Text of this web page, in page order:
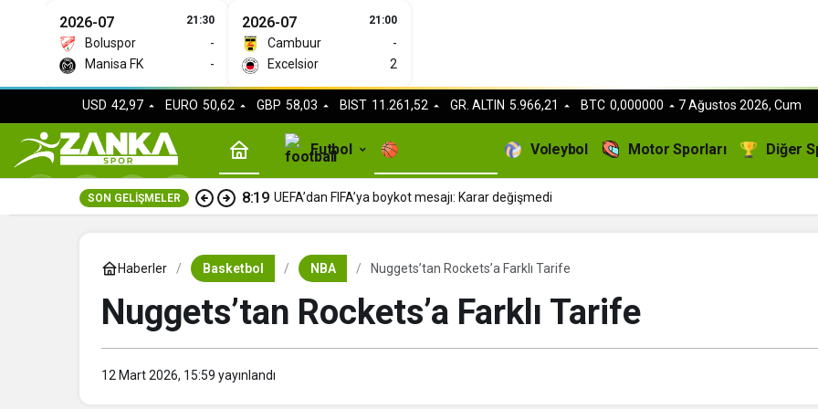
2026-07 21:30
Boluspor
-
Manisa FK
-
2026-07 21:00
Cambuur
-
Excelsior
2
USD 42,97 EURO 50,62 GBP 58,03 BIST 11.261,52 GR. ALTIN 5.966,21 BTC 0,000000 7 Ağustos 2026, Cum
Futbol Voleybol Motor Sporları Diğer
SON GELIŞMELER 8:19 UEFA’dan FIFA’ya boykot mesajı: Karar değişmedi
Haberler Basketbol NBA Nuggets’tan Rockets’a Farklı Tarife
Nuggets’tan Rockets’a Farklı Tarife
12 Mart 2026, 15:59 yayınlandı